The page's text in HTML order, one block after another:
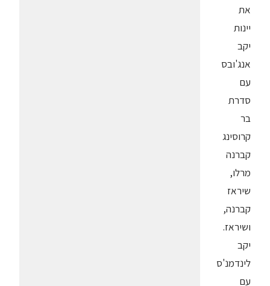
את
יינות
יקב
אנג'ובס
עם
סדרת
בר
קרוסינג
קברנה
מרלו,
שיראז
קברנה,
ושיראז.
יקב
לינדמנ'ס
עם